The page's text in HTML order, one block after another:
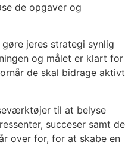
de opgaver og
jeres strategi synlig
og målet er klart for
de skal bidrage aktivt
til at belyse
succeser samt de
over for, for at skabe en